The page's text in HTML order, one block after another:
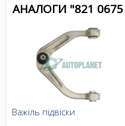
АНАЛОГИ "821 0675
Важіль підвіски